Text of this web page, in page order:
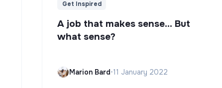
Get Inspired
A job that makes sense... But
what sense?
Marion Bard•11 January 2022